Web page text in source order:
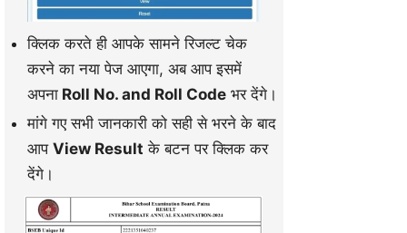
क्लिक करते ही आपके सामने रिजल्ट चेक
करने का नया पेज आएगा, अब आप इसमें
अपना Roll No. and Roll Code भर देंगे।
मांगे गए सभी जानकारी को सही से भरने के बाद
आप View Result के बटन पर क्लिक कर
देंगे।